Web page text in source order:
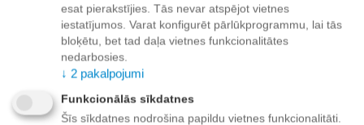
Pievienot vēlmju sarakstam
Piegāde
Preču izsniegšanas punktos -
Līdz dzīvokļa durvīm no 35.00 eur bezmaksas!
Līdz 34.99 EUR piegādes maksa:
esat pierakstījies. Tās nevar atspējot vietnes
iestatījumos. Varat konfigurēt pārlūkprogrammu, lai tās
bloķētu, bet tad daļa vietnes funkcionalitātes
nedarbosies.
↓ 2 pakalpojumi
Funkcionālās sīkdatnes
Šīs sīkdatnes nodrošina papildu vietnes funkcionalitāti.